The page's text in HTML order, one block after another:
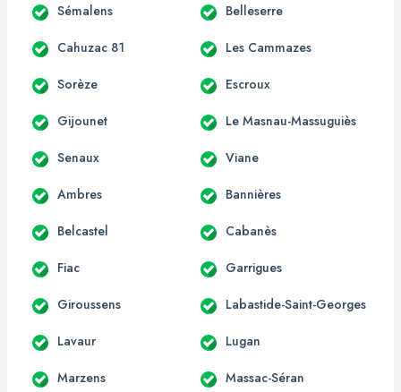
Sémalens Belleserre
Cahuzac 81 Les Cammazes
Sorèze Escroux
Gijounet Le Masnau-Massuguiès
Senaux Viane
Ambres Bannières
Belcastel Cabanès
Fiac Garrigues
Giroussens Labastide-Saint-Georges
Lavaur Lugan
Marzens Massac-Séran